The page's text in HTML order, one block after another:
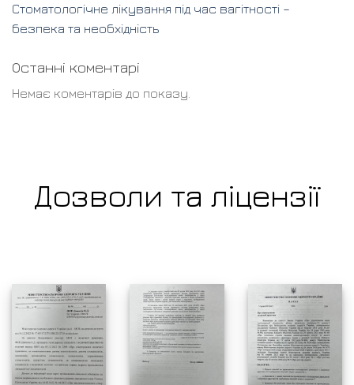
Стоматологічне лікування під час вагітності –
безпека та необхідність
Останні коментарі
Немає коментарів до показу.
Дозволи та ліцензії